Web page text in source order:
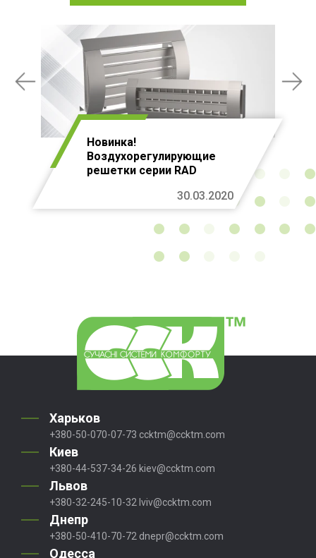
Новинка!
Воздухорегулирующие
решетки серии RAD
30.03.2020
Харьков
+380-50-070-07-73 ccktm@ccktm.com
Киев
+380-44-537-34-26 kiev@ccktm.com
Львов
+380-32-245-10-32 lviv@ccktm.com
Днепр
+380-50-410-70-72 dnepr@ccktm.com
Одесса